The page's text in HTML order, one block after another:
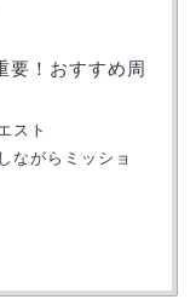
要！おすすめ周
スト
ながらミッショ